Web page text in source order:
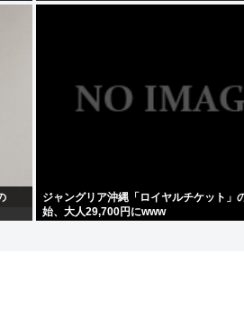
ジャングリア沖縄「ロイヤルチケット」
始、大人29,700円にwww